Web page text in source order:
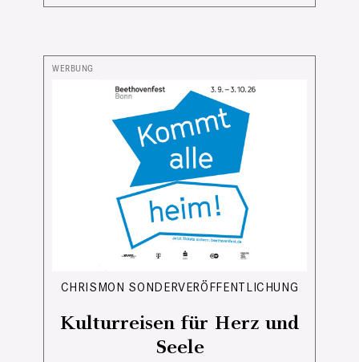
CHRISMON SONDERVERÖFFENTLICHUNG
Kulturreisen für Herz und
Seele